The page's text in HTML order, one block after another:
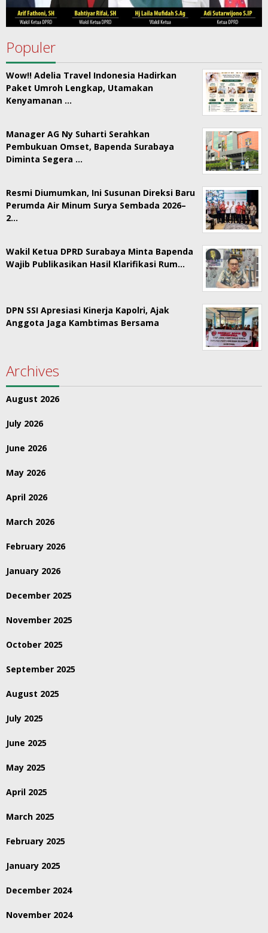
Populer
Wow!! Adelia Travel Indonesia Hadirkan
Paket Umroh Lengkap, Utamakan
Kenyamanan …
Manager AG Ny Suharti Serahkan
Pembukuan Omset, Bapenda Surabaya
Diminta Segera …
Resmi Diumumkan, Ini Susunan Direksi Baru
Perumda Air Minum Surya Sembada 2026–
2…
Wakil Ketua DPRD Surabaya Minta Bapenda
Wajib Publikasikan Hasil Klarifikasi Rum…
DPN SSI Apresiasi Kinerja Kapolri, Ajak
Anggota Jaga Kambtimas Bersama
Archives
August 2026
July 2026
June 2026
May 2026
April 2026
March 2026
February 2026
January 2026
December 2025
November 2025
October 2025
September 2025
August 2025
July 2025
June 2025
May 2025
April 2025
March 2025
February 2025
January 2025
December 2024
November 2024